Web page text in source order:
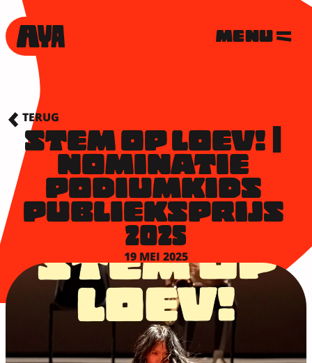
TERUG
STEM OP LOEV! |
NOMINATIE
PODIUMKIDS
PUBLIEKSPRIJS
2025
19 MEI 2025
MENU